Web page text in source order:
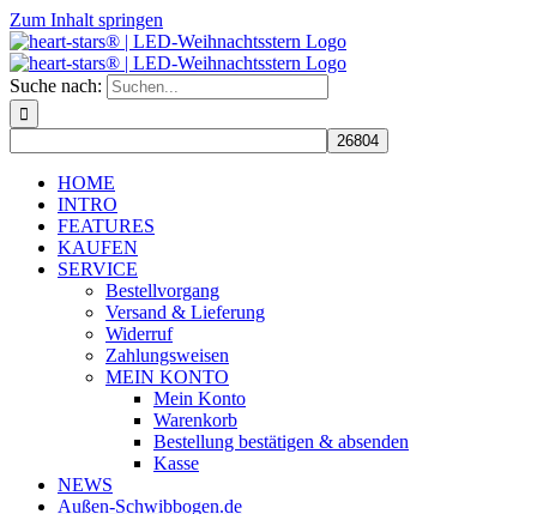
Zum Inhalt springen
Suche nach:
HOME
INTRO
FEATURES
KAUFEN
SERVICE
Bestellvorgang
Versand & Lieferung
Widerruf
Zahlungsweisen
MEIN KONTO
Mein Konto
Warenkorb
Bestellung bestätigen & absenden
Kasse
NEWS
Außen-Schwibbogen.de